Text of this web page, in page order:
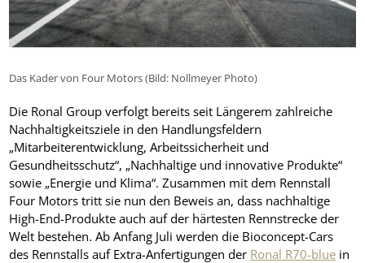
Das Kader von Four Motors (Bild: Nollmeyer Photo)
Die Ronal Group verfolgt bereits seit Längerem zahlreiche
Nachhaltigkeitsziele in den Handlungsfeldern
„Mitarbeiterentwicklung, Arbeitssicherheit und
Gesundheitsschutz“, „Nachhaltige und innovative Produkte“
sowie „Energie und Klima“. Zusammen mit dem Rennstall
Four Motors tritt sie nun den Beweis an, dass nachhaltige
High-End-Produkte auch auf der härtesten Rennstrecke der
Welt bestehen. Ab Anfang Juli werden die Bioconcept-Cars
des Rennstalls auf Extra-Anfertigungen der Ronal R70-blue in